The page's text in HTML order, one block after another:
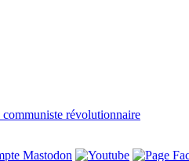
révolutionnaire